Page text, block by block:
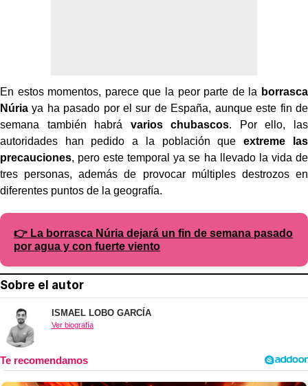
En estos momentos, parece que la peor parte de la borrasca
Núria ya ha pasado por el sur de España, aunque este fin de
semana también habrá varios chubascos. Por ello, las
autoridades han pedido a la población que extreme las
precauciones, pero este temporal ya se ha llevado la vida de
tres personas, además de provocar múltiples destrozos en
diferentes puntos de la geografía.
👉 La borrasca Núria dejará un fin de semana pasado
por agua y con fuerte viento
Sobre el autor
ISMAEL LOBO GARCÍA
Ver biografía